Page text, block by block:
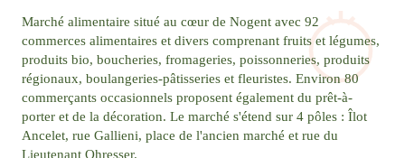
Marché alimentaire situé au cœur de Nogent avec 92
commerces alimentaires et divers comprenant fruits et légumes,
produits bio, boucheries, fromageries, poissonneries, produits
régionaux, boulangeries-pâtisseries et fleuristes. Environ 80
commerçants occasionnels proposent également du prêt-à-
porter et de la décoration. Le marché s'étend sur 4 pôles : Îlot
Ancelet, rue Gallieni, place de l'ancien marché et rue du
Lieutenant Ohresser.